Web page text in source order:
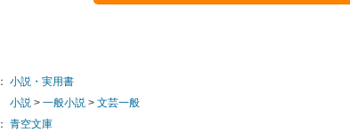
： 小説・実用書
小説 > 一般小説 > 文芸一般
： 青空文庫